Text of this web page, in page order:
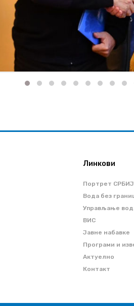
Линкови
Портрет
Вода без
Управљање
ВИС
Јавне набавке
Програми и
Актуелно
Контакт